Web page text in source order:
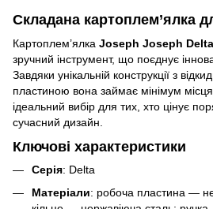
Складана картоплем’ялка
Картоплем’ялка Joseph Joseph
зручний інструмент, що поєднує
Завдяки унікальній конструкції з
пластиною вона займає мінімум
ідеальний вибір для тих, хто цінує
сучасний дизайн.
Ключові характеристики
Серія: Delta
Матеріали: робоча пластина —